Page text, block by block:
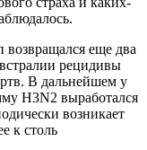
еще два
рецидивы
В дальнейшем у
H3N2 выработался
возникает
к столь